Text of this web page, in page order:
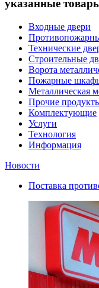
указанные
Входные двери
Технические
Строительные
Ворота
Пожарные
Металлическая
Прочие
Комплектующие
Услуги
Технология
Информация
Новости
Поставка